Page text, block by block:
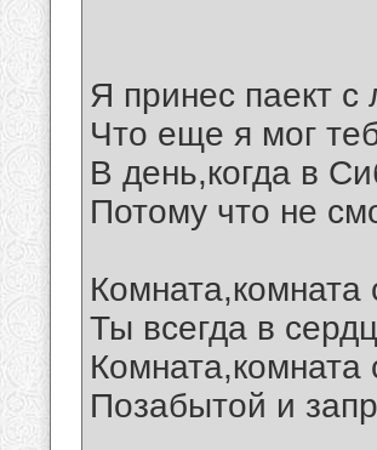
Я принес паект
Что еще я мог
В день,когда в
Потому что не
Комната,комната
Ты всегда в
Комната,комната
Позабытой и